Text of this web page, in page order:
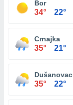
Bor
34° 22°
Crnajka
35° 21°
Dušanovac
35° 22°